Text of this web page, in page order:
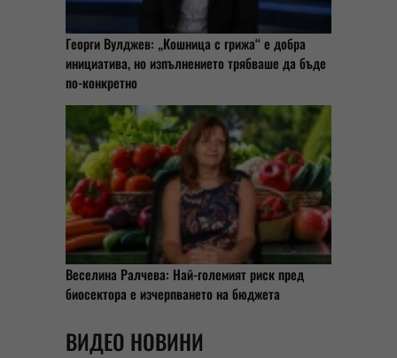
Георги Вулджев: „Кошница с грижа“ е добра
инициатива, но изпълнението трябваше да бъде
по-конкретно
Веселина Ралчева: Най-големият риск пред
биосектора е изчерпването на бюджета
ВИДЕО НОВИНИ